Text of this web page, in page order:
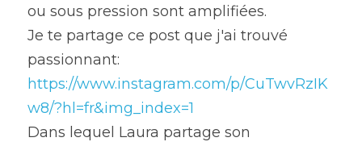
ou sous pression sont amplifiées.
Je te partage ce post que j'ai trouvé
https://www.instagram.com/p/CuTwvRzIK
w8/?hl=fr&img_index=1
Dans lequel Laura partage son